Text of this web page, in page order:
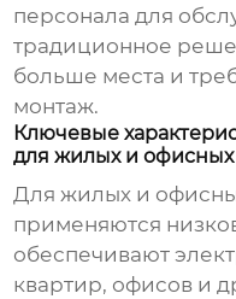
персонала для
традиционное
больше места и
монтаж.
Ключевые
для жилых и
Для жилых и
применяются
обеспечивают
квартир, офисов и